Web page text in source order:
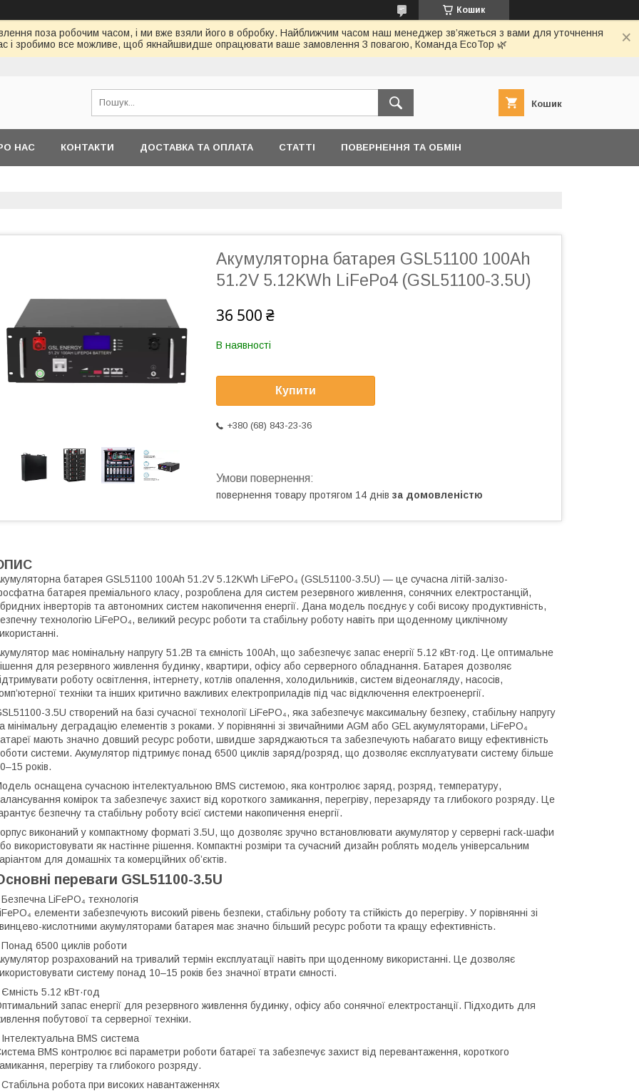
Кошик
поза робочим часом, і ми вже взяли його в обробку. Найближчим часом наш менеджер зв’яжеться з вами для уточнення
і зробимо все можливе, щоб якнайшвидше опрацювати ваше замовлення З повагою, Команда EcoTop 🌿
Кошик
НАС КОНТАКТИ ДОСТАВКА ТА ОПЛАТА СТАТТІ ПОВЕРНЕННЯ ТА ОБМІН
Акумуляторна батарея GSL51100 100Ah
51.2V 5.12KWh LiFePo4 (GSL51100-3.5U)
36 500 ₴
В наявності
Купити
+380 (68) 843-23-36
повернення товару протягом 14 днів за домовленістю
батарея GSL51100 100Ah 51.2V 5.12KWh LiFePO₄ (GSL51100-3.5U) — це сучасна літій-залізо-
батарея преміального класу, розроблена для систем резервного живлення, сонячних електростанцій,
інверторів та автономних систем накопичення енергії. Дана модель поєднує у собі високу продуктивність,
технологію LiFePO₄, великий ресурс роботи та стабільну роботу навіть при щоденному циклічному
має номінальну напругу 51.2В та ємність 100Ah, що забезпечує запас енергії 5.12 кВт·год. Це оптимальне
для резервного живлення будинку, квартири, офісу або серверного обладнання. Батарея дозволяє
роботу освітлення, інтернету, котлів опалення, холодильників, систем відеонагляду, насосів,
техніки та інших критично важливих електроприладів під час відключення електроенергії.
3.5U створений на базі сучасної технології LiFePO₄, яка забезпечує максимальну безпеку, стабільну напругу
мінімальну деградацію елементів з роками. У порівнянні зі звичайними AGM або GEL акумуляторами, LiFePO₄
мають значно довший ресурс роботи, швидше заряджаються та забезпечують набагато вищу ефективність
системи. Акумулятор підтримує понад 6500 циклів заряд/розряд, що дозволяє експлуатувати систему більше
років.
оснащена сучасною інтелектуальною BMS системою, яка контролює заряд, розряд, температуру,
комірок та забезпечує захист від короткого замикання, перегріву, перезаряду та глибокого розряду. Це
безпечну та стабільну роботу всієї системи накопичення енергії.
виконаний у компактному форматі 3.5U, що дозволяє зручно встановлювати акумулятор у серверні rack-шафи
використовувати як настінне рішення. Компактні розміри та сучасний дизайн роблять модель універсальним
для домашніх та комерційних об’єктів.
переваги GSL51100-3.5U
Безпечна LiFePO₄ технологія
елементи забезпечують високий рівень безпеки, стабільну роботу та стійкість до перегріву. У порівнянні зі
кислотними акумуляторами батарея має значно більший ресурс роботи та кращу ефективність.
Понад 6500 циклів роботи
розрахований на тривалий термін експлуатації навіть при щоденному використанні. Це дозволяє
систему понад 10–15 років без значної втрати ємності.
Ємність 5.12 кВт·год
запас енергії для резервного живлення будинку, офісу або сонячної електростанції. Підходить для
побутової та серверної техніки.
Інтелектуальна BMS система
BMS контролює всі параметри роботи батареї та забезпечує захист від перевантаження, короткого
перегріву та глибокого розряду.
Стабільна робота при високих навантаженнях